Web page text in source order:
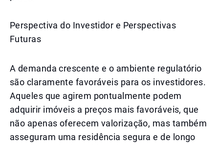
Perspectiva do Investidor e Perspectivas
Futuras
A demanda crescente e o ambiente regulatório
são claramente favoráveis para os investidores.
Aqueles que agirem pontualmente podem
adquirir imóveis a preços mais favoráveis, que
não apenas oferecem valorização, mas também
asseguram uma residência segura e de longo